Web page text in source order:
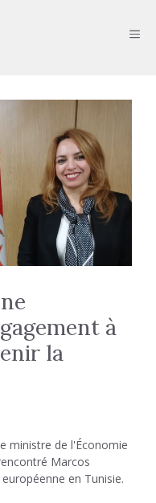
à
la
ministre de l'Économie
Marcos
en Tunisie.